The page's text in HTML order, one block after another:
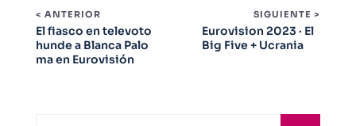
< ANTERIOR
El fiasco en televoto
hunde a Blanca Palo
ma en Eurovisión
SIGUIENTE >
Eurovision 2023 · El
Big Five + Ucrania